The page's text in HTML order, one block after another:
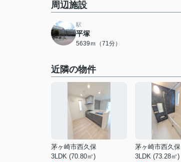
周辺施設
駅
平塚
5639ｍ（71分）
近隣の物件
茅ヶ崎市西久保
3LDK (70.80㎡)
茅ヶ崎市西久保
3LDK (73.28㎡)